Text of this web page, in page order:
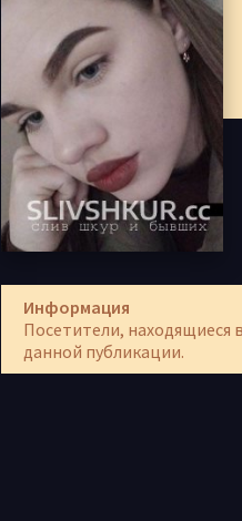
Информация
Посетители, находящиеся
данной публикации.